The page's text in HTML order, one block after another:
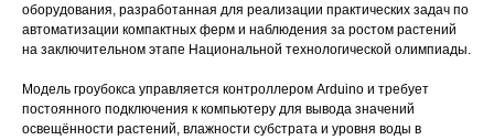
оборудования, разработанная для реализации практических задач по
автоматизации компактных ферм и наблюдения за ростом растений
на заключительном этапе Национальной технологической олимпиады.
Модель гроубокса управляется контроллером Arduino и требует
постоянного подключения к компьютеру для вывода значений
освещённости растений, влажности субстрата и уровня воды в